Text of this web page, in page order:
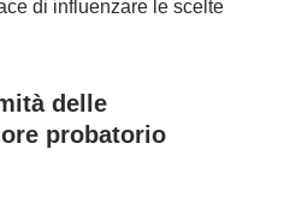
di influenzare le scelte
delle
probatorio